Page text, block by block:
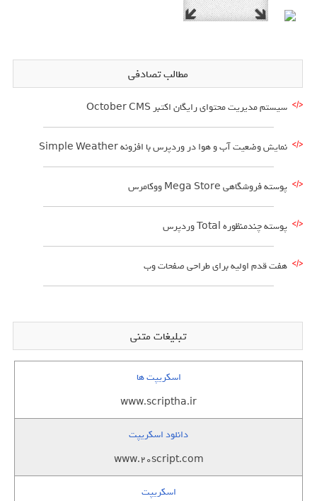
مطالب تصادفی
سیستم مدیریت محتوای رایگان اکتبر October CMS
نمایش وضعیت آب و هوا در وردپرس با افزونه Simple Weather
پوسته فروشگاهی Mega Store ووکامرس
پوسته چندمنظوره Total وردپرس
هفت قدم اولیه برای طراحی صفحات وب
تبلیغات متنی
اسکریپت ها
www.scriptha.ir
دانلود اسکریپت
www.20script.com
اسکریپت